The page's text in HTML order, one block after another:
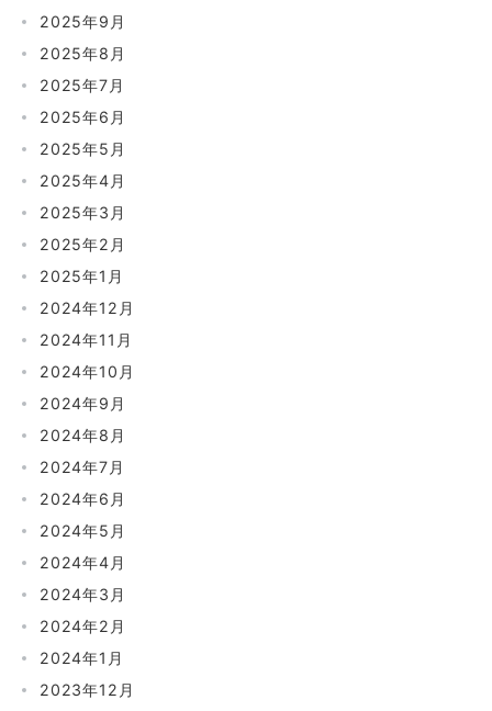
2025年9月
2025年8月
2025年7月
2025年6月
2025年5月
2025年4月
2025年3月
2025年2月
2025年1月
2024年12月
2024年11月
2024年10月
2024年9月
2024年8月
2024年7月
2024年6月
2024年5月
2024年4月
2024年3月
2024年2月
2024年1月
2023年12月